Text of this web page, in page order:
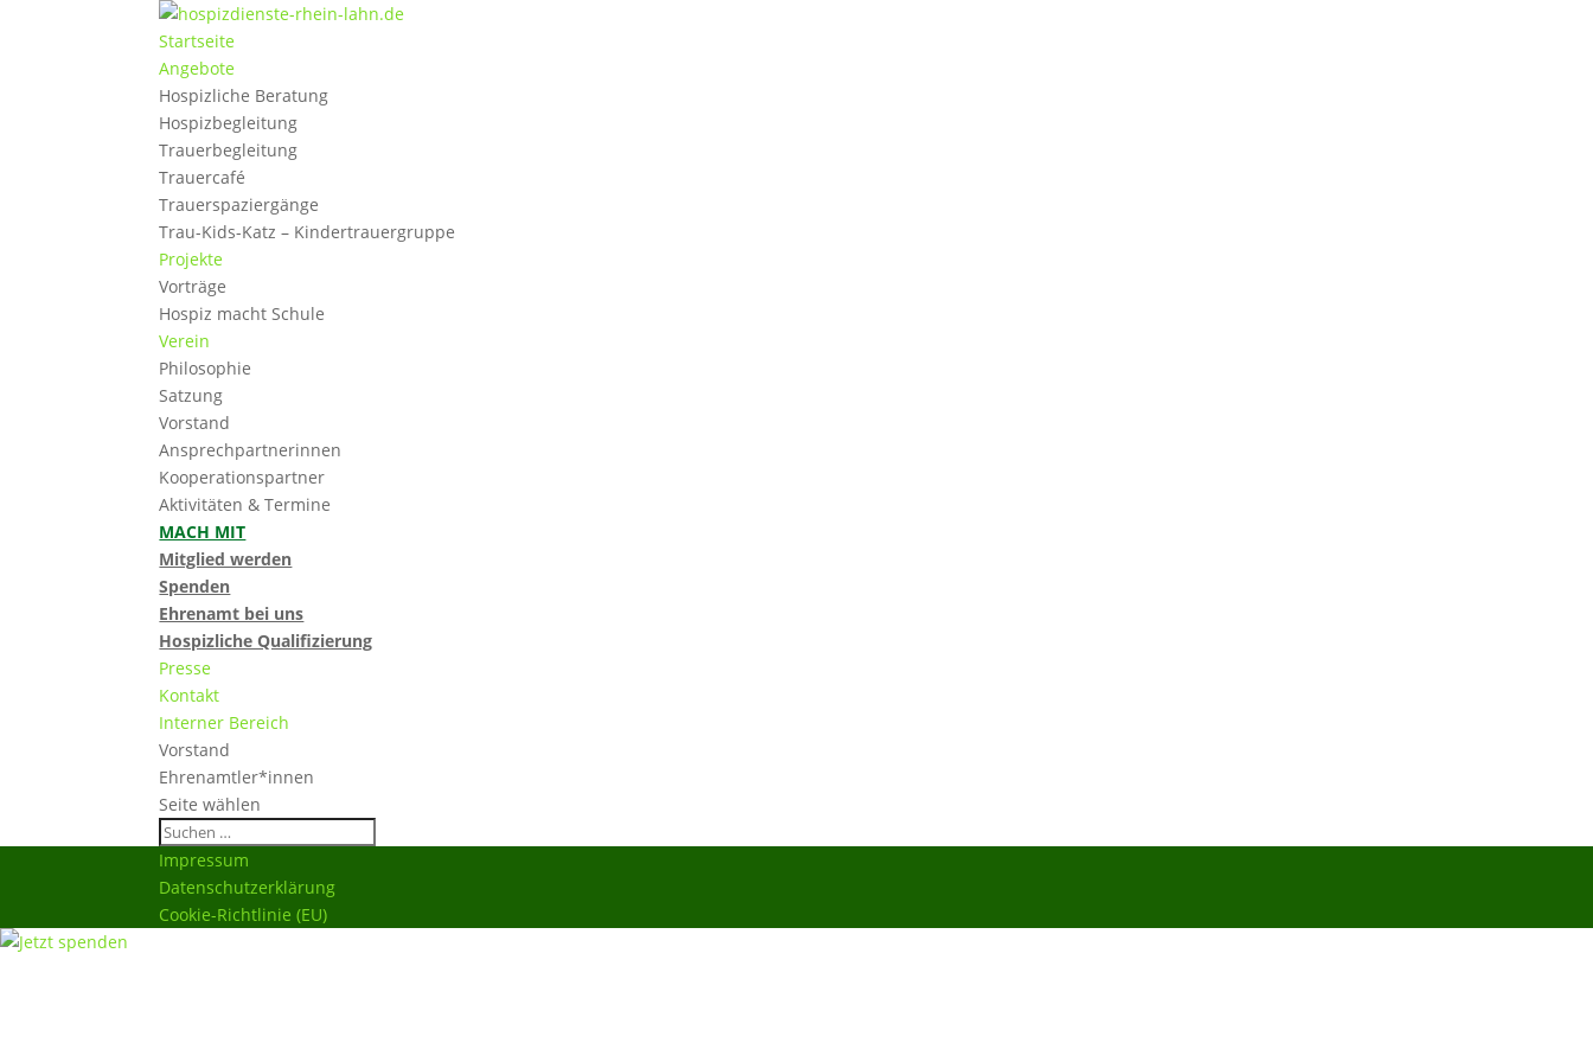
Startseite
Angebote
Hospizliche Beratung
Hospizbegleitung
Trauerbegleitung
Trauercafé
Trauerspaziergänge
Trau-Kids-Katz – Kindertrauergruppe
Projekte
Vorträge
Hospiz macht Schule
Verein
Philosophie
Satzung
Vorstand
Ansprechpartnerinnen
Kooperationspartner
Aktivitäten & Termine
MACH MIT
Mitglied werden
Spenden
Ehrenamt bei uns
Hospizliche Qualifizierung
Presse
Kontakt
Interner Bereich
Vorstand
Ehrenamtler*innen
Seite wählen
Impressum
Datenschutzerklärung
Cookie-Richtlinie (EU)